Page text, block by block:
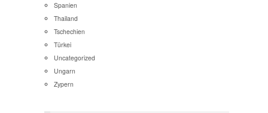
Spanien
Thailand
Tschechien
Türkei
Uncategorized
Ungarn
Zypern